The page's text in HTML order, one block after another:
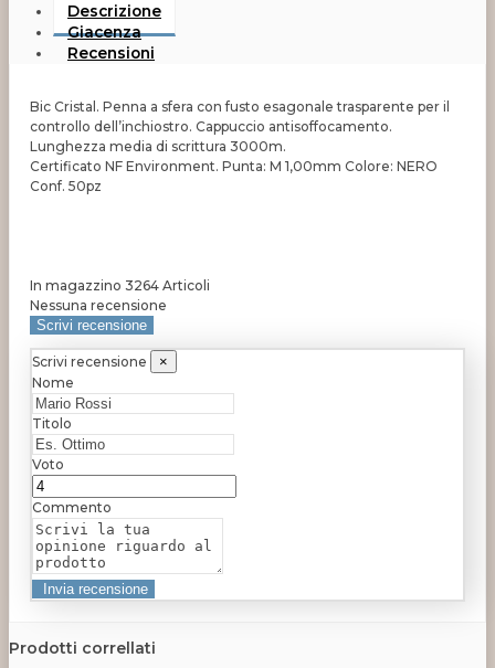
Descrizione
Giacenza
Recensioni
Bic Cristal. Penna a sfera con fusto esagonale trasparente per il
controllo dell’inchiostro. Cappuccio antisoffocamento.
Lunghezza media di scrittura 3000m.
Certificato NF Environment. Punta: M 1,00mm Colore: NERO
Conf. 50pz
In magazzino 3264 Articoli
Nessuna recensione
Scrivi recensione
Scrivi recensione
×
Nome
Titolo
Voto
Commento
Prodotti correllati